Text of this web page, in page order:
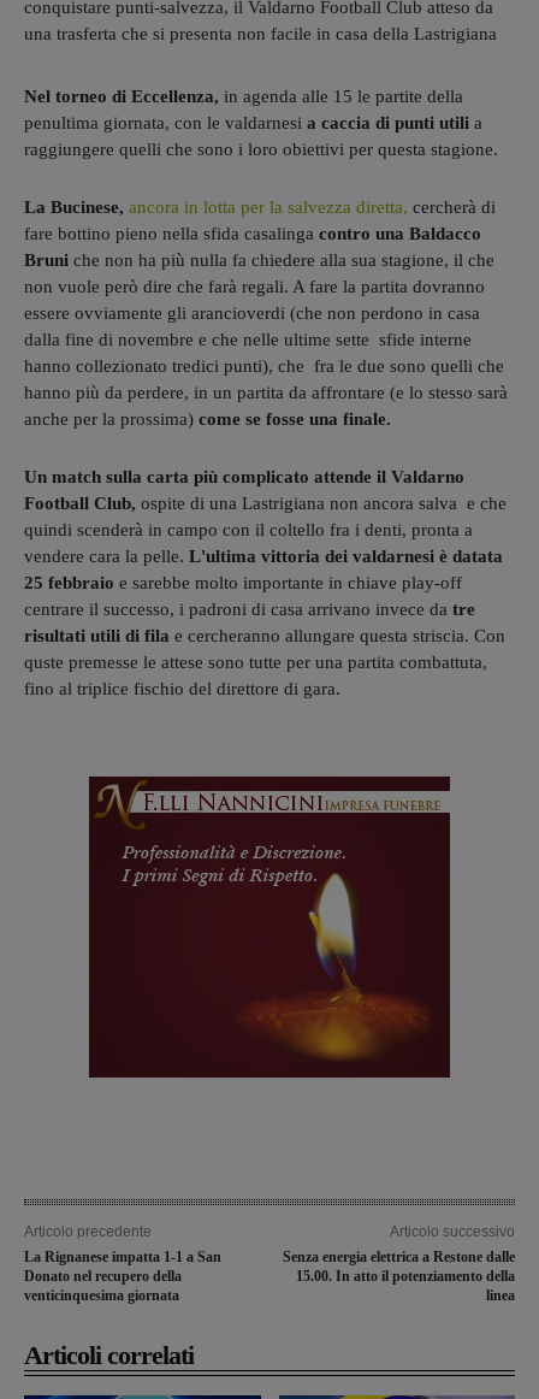
conquistare punti-salvezza, il Valdarno Football Club atteso da
una trasferta che si presenta non facile in casa della Lastrigiana
Nel torneo di Eccellenza, in agenda alle 15 le partite della
penultima giornata, con le valdarnesi a caccia di punti utili a
raggiungere quelli che sono i loro obiettivi per questa stagione.
La Bucinese, ancora in lotta per la salvezza diretta, cercherà di
fare bottino pieno nella sfida casalinga contro una Baldacco
Bruni che non ha più nulla fa chiedere alla sua stagione, il che
non vuole però dire che farà regali. A fare la partita dovranno
essere ovviamente gli arancioverdi (che non perdono in casa
dalla fine di novembre e che nelle ultime sette sfide interne
hanno collezionato tredici punti), che fra le due sono quelli che
hanno più da perdere, in un partita da affrontare (e lo stesso sarà
anche per la prossima) come se fosse una finale.
Un match sulla carta più complicato attende il Valdarno
Football Club, ospite di una Lastrigiana non ancora salva e che
quindi scenderà in campo con il coltello fra i denti, pronta a
vendere cara la pelle. L'ultima vittoria dei valdarnesi è datata
25 febbraio e sarebbe molto importante in chiave play-off
centrare il successo, i padroni di casa arrivano invece da tre
risultati utili di fila e cercheranno allungare questa striscia. Con
quste premesse le attese sono tutte per una partita combattuta,
fino al triplice fischio del direttore di gara.
Articolo precedente
La Rignanese impatta 1-1 a San
Donato nel recupero della
venticinquesima giornata
Articolo successivo
Senza energia elettrica a Restone dalle
15.00. In atto il potenziamento della
linea
Articoli correlati